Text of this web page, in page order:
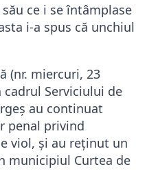
ce i se întâmplase
i-a spus că unchiul
(nr. miercuri, 23
Serviciului de
au continuat
penal privind
viol, şi au reţinut un
municipiul Curtea de